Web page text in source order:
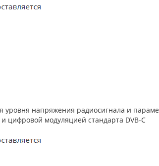
уровня напряжения радиосигнала и
цифровой модуляцией стандарта DVB-C